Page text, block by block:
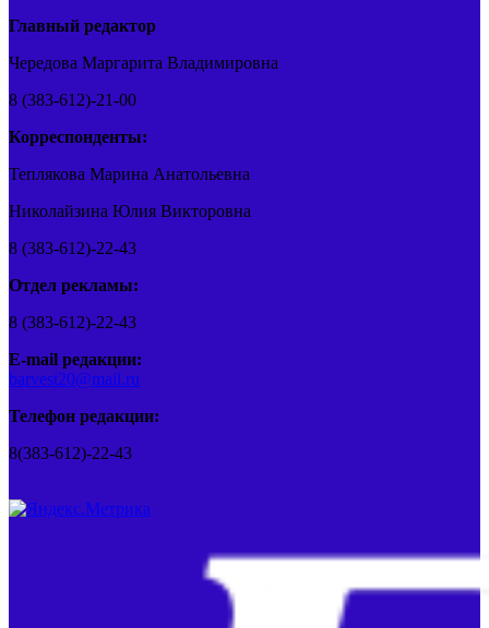
Главный редактор
Чередова Маргарита Владимировна
8 (383-612)-21-00
Корреспонденты:
Теплякова Марина Анатольевна
Николайзина Юлия Викторовна
8 (383-612)-22-43
Отдел рекламы:
8 (383-612)-22-43
E-mail редакции:
barvest20@mail.ru
Телефон редакции:
8(383-612)-22-43